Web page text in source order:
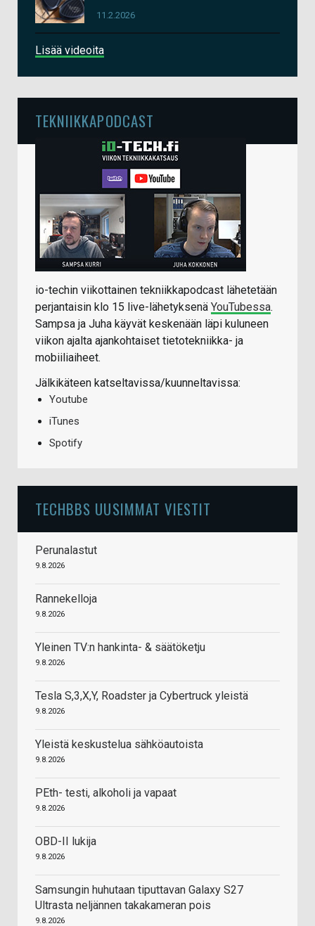
11.2.2026
Lisää videoita
TEKNIIKKAPODCAST
io-techin viikottainen tekniikkapodcast lähetetään
perjantaisin klo 15 live-lähetyksenä YouTubessa.
Sampsa ja Juha käyvät keskenään läpi kuluneen
viikon ajalta ajankohtaiset tietotekniikka- ja
mobiiliaiheet.
Jälkikäteen katseltavissa/kuunneltavissa:
Youtube
iTunes
Spotify
TECHBBS UUSIMMAT VIESTIT
Perunalastut
9.8.2026
Rannekelloja
9.8.2026
Yleinen TV:n hankinta- & säätöketju
9.8.2026
Tesla S,3,X,Y, Roadster ja Cybertruck yleistä
9.8.2026
Yleistä keskustelua sähköautoista
9.8.2026
PEth- testi, alkoholi ja vapaat
9.8.2026
OBD-II lukija
9.8.2026
Samsungin huhutaan tiputtavan Galaxy S27
Ultrasta neljännen takakameran pois
9.8.2026